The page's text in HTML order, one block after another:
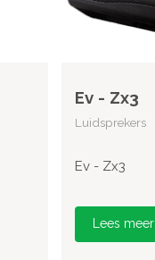
Ev - Zx3
Luidsprekers
Ev - Zx3
Lees meer